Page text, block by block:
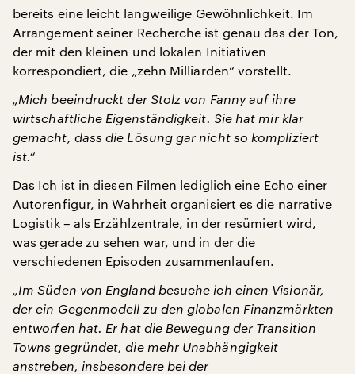
bereits eine leicht langweilige Gewöhnlichkeit. Im
Arrangement seiner Recherche ist genau das der Ton,
der mit den kleinen und lokalen Initiativen
korrespondiert, die „zehn Milliarden“ vorstellt.
„Mich beeindruckt der Stolz von Fanny auf ihre
wirtschaftliche Eigenständigkeit. Sie hat mir klar
gemacht, dass die Lösung gar nicht so kompliziert
ist.“
Das Ich ist in diesen Filmen lediglich eine Echo einer
Autorenfigur, in Wahrheit organisiert es die narrative
Logistik – als Erzählzentrale, in der resümiert wird,
was gerade zu sehen war, und in der die
verschiedenen Episoden zusammenlaufen.
„Im Süden von England besuche ich einen Visionär,
der ein Gegenmodell zu den globalen Finanzmärkten
entworfen hat. Er hat die Bewegung der Transition
Towns gegründet, die mehr Unabhängigkeit
anstreben, insbesondere bei der